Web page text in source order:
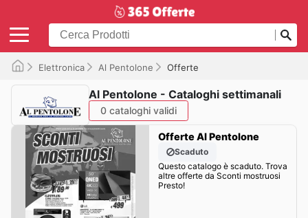
Elettronica Al Pentolone Offerte
Al Pentolone - Cataloghi settimanali
0 cataloghi validi
Offerte Al Pentolone
Scaduto
Questo catalogo è scaduto. Trova
altre offerte da Sconti mostruosi
Presto!